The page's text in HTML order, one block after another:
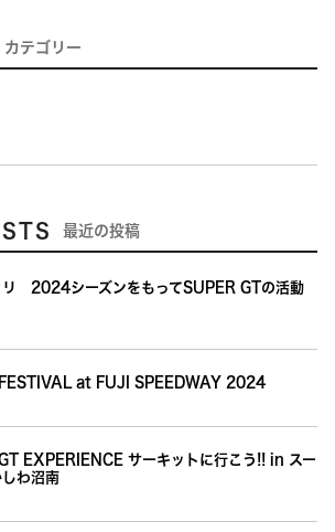
カテゴリー
最近の投稿
リ 2024シーズンをもってSUPER GTの活動
at FUJI SPEEDWAY 2024
EXPERIENCE サーキットに行こう!! in スー
わ沼南